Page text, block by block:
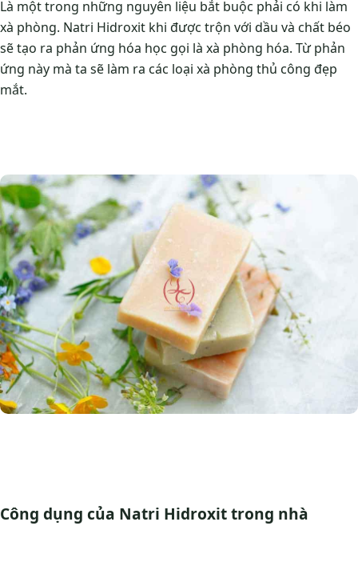
Là một trong những nguyên liệu bắt buộc phải có khi làm
xà phòng. Natri Hidroxit khi được trộn với dầu và chất béo
sẽ tạo ra phản ứng hóa học gọi là xà phòng hóa. Từ phản
ứng này mà ta sẽ làm ra các loại xà phòng thủ công đẹp
mắt.
Công dụng của Natri Hidroxit trong nhà